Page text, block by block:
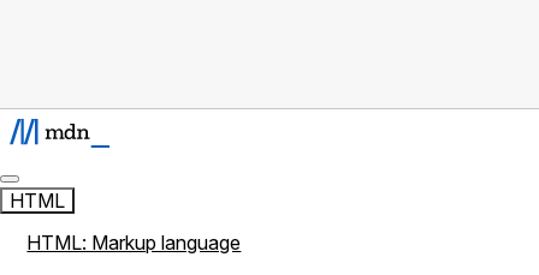
HTML
HTML: Markup language